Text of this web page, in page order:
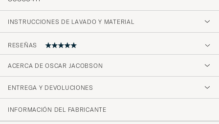
INSTRUCCIONES DE LAVADO Y MATERIAL
RESEÑAS
5
ACERCA DE OSCAR JACOBSON
ENTREGA Y DEVOLUCIONES
INFORMACIÓN DEL FABRICANTE